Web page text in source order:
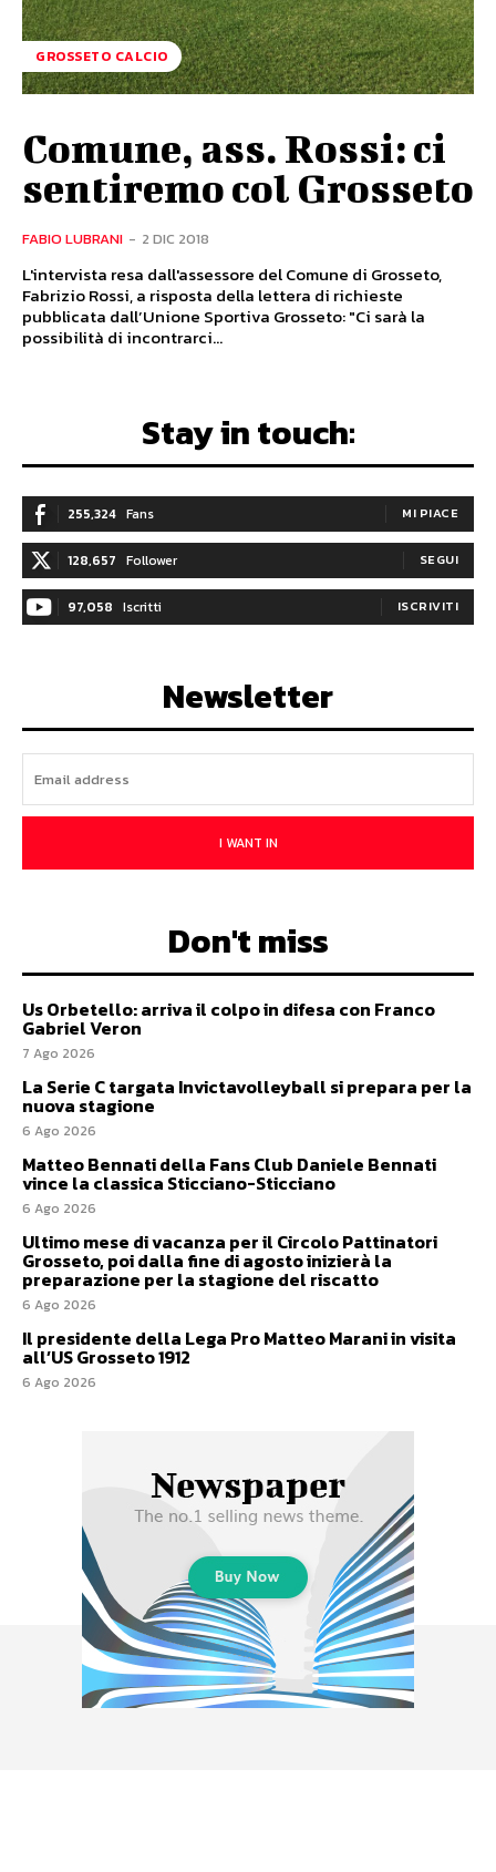
GROSSETO CALCIO
Comune, ass. Rossi: ci
sentiremo col Grosseto
FABIO LUBRANI - 2 DIC 2018
L'intervista resa dall'assessore del Comune di Grosseto,
Fabrizio Rossi, a risposta della lettera di richieste
pubblicata dall’Unione Sportiva Grosseto: "Ci sarà la
possibilità di incontrarci...
Stay in touch:
255,324 Fans MI PIACE
128,657 Follower SEGUI
97,058 Iscritti ISCRIVITI
Newsletter
I WANT IN
Don't miss
Us Orbetello: arriva il colpo in difesa con Franco
Gabriel Veron
7 Ago 2026
La Serie C targata Invictavolleyball si prepara per la
nuova stagione
6 Ago 2026
Matteo Bennati della Fans Club Daniele Bennati
vince la classica Sticciano-Sticciano
6 Ago 2026
Ultimo mese di vacanza per il Circolo Pattinatori
Grosseto, poi dalla fine di agosto inizierà la
preparazione per la stagione del riscatto
6 Ago 2026
Il presidente della Lega Pro Matteo Marani in visita
all’US Grosseto 1912
6 Ago 2026